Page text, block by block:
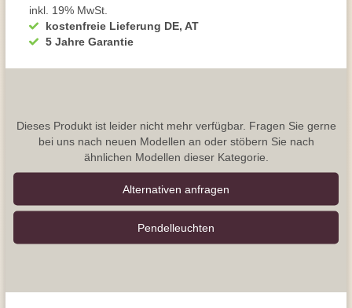
kostenfreie Lieferung DE, AT
5 Jahre Garantie
inkl. 19% MwSt.
Dieses Produkt ist leider nicht mehr verfügbar. Fragen Sie gerne
bei uns nach neuen Modellen an oder stöbern Sie nach
ähnlichen Modellen dieser Kategorie.
Alternativen anfragen
Pendel­leuchten